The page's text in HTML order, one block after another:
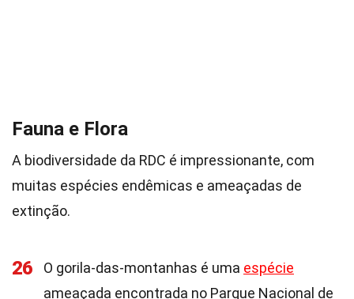
Fauna e Flora
A biodiversidade da RDC é impressionante, com
muitas espécies endêmicas e ameaçadas de
extinção.
26 O gorila-das-montanhas é uma espécie
ameaçada encontrada no Parque Nacional de